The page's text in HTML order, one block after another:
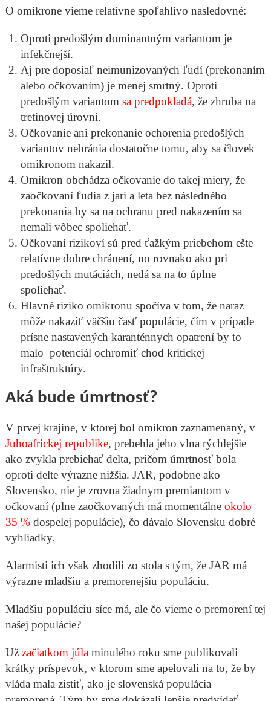
O omikrone vieme relatívne spoľahlivo nasledovné:
Oproti predošlým dominantným variantom je
infekčnejší.
Aj pre doposiaľ neimunizovaných ľudí (prekonaním
alebo očkovaním) je menej smrtný. Oproti
predošlým variantom sa predpokladá, že zhruba na
tretinovej úrovni.
Očkovanie ani prekonanie ochorenia predošlých
variantov nebránia dostatočne tomu, aby sa človek
omikronom nakazil.
Omikron obchádza očkovanie do takej miery, že
zaočkovaní ľudia z jari a leta bez následného
prekonania by sa na ochranu pred nakazením sa
nemali vôbec spoliehať.
Očkovaní rizikoví sú pred ťažkým priebehom ešte
relatívne dobre chránení, no rovnako ako pri
predošlých mutáciách, nedá sa na to úplne
spoliehať.
Hlavné riziko omikronu spočíva v tom, že naraz
môže nakaziť väčšiu časť populácie, čím v prípade
prísne nastavených karanténnych opatrení by to
malo potenciál ochromiť chod kritickej
infraštruktúry.
Aká bude úmrtnosť?
V prvej krajine, v ktorej bol omikron zaznamenaný, v
Juhoafrickej republike, prebehla jeho vlna rýchlejšie
ako zvykla prebiehať delta, pričom úmrtnosť bola
oproti delte výrazne nižšia. JAR, podobne ako
Slovensko, nie je zrovna žiadnym premiantom v
očkovaní (plne zaočkovaných má momentálne okolo
35 %dospelej populácie), čo dávalo Slovensku dobré
vyhliadky.
Alarmisti ich však zhodili zo stola s tým, že JAR má
výrazne mladšiu a premorenejšiu populáciu.
Mladšiu populáciu síce má, ale čo vieme o premorení tej
našej populácie?
Už začiatkom júlaminulého roku sme publikovali
krátky príspevok, v ktorom sme apelovali na to, že by
vláda mala zistiť, ako je slovenská populácia